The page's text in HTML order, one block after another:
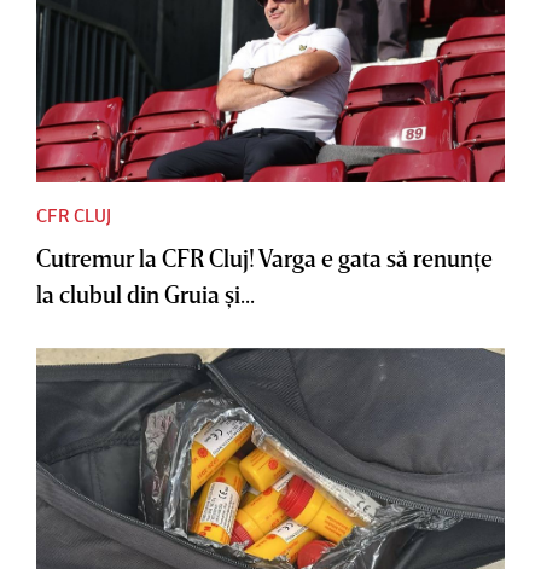
CFR CLUJ
Cutremur la CFR Cluj! Varga e gata să renunţe
la clubul din Gruia şi...